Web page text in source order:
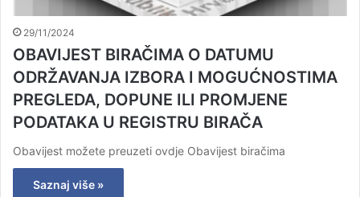
29/11/2024
OBAVIJEST BIRAČIMA O DATUMU
ODRŽAVANJA IZBORA I MOGUĆNOSTIMA
PREGLEDA, DOPUNE ILI PROMJENE
PODATAKA U REGISTRU BIRAČA
Obavijest možete preuzeti ovdje Obavijest biračima
Saznaj više »